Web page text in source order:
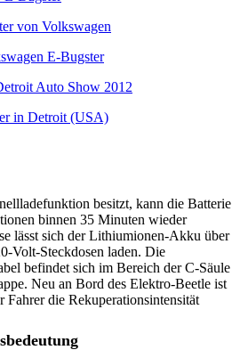
besitzt, kann die Batterie
binnen 35 Minuten wieder
lässt sich der Lithiumionen-Akku über
Volt-Steckdosen laden. Die
befindet sich im Bereich der C-Säule
Neu an Bord des Elektro-Beetle ist
Fahrer die Rekuperationsintensität